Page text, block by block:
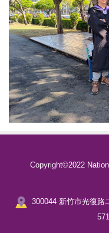
Copyright©2022
300044 新竹市光復路